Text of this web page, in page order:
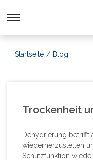
Startseite / Blog
Trockenheit
Dehydrierung betrifft
wiederherzustellen
Schutzfunktion